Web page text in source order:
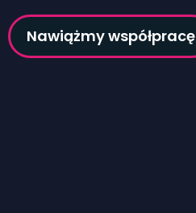
Nawiążmy współpracę